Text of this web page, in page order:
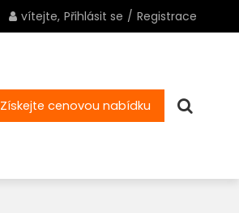
vítejte, Přihlásit se / Registrace
Získejte cenovou nabídku